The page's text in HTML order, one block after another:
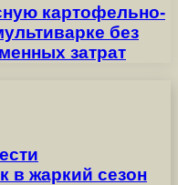
картофельно-
без
затрат
в жаркий сезон